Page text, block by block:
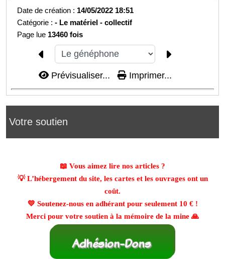
Votre soutien
📖 Vous aimez lire nos articles ?
💡 L’hébergement du site, les cartes et les ouvrages ont un
coût.
💛 Soutenez-nous en adhérant pour seulement 10 €!
Merci pour votre soutien à la mémoire de la mine 🙏
Date de création : 14/05/2022 18:51
Catégorie :- Le matériel - collectif
Page lue 13460 fois
Prévisualiser... Imprimer...